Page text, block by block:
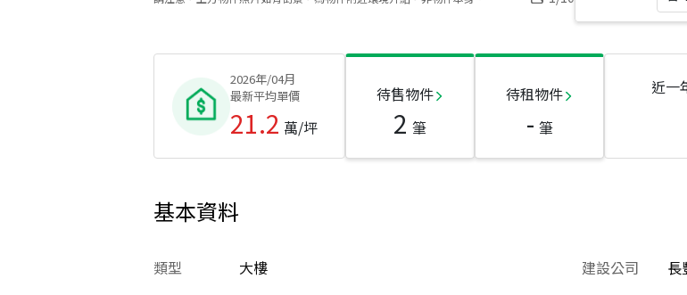
2026年/04月
最新平均單價
21.2 萬/坪
待售物件
2 筆
待租物件
- 筆
近一
基本資料
類型
大樓
建設公司
長